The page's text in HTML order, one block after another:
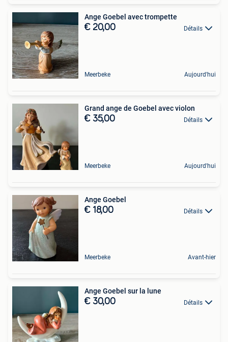
Ange Goebel avec trompette
€ 20,00 Détails
Meerbeke Aujourd'hui
Grand ange de Goebel avec violon
€ 35,00 Détails
Meerbeke Aujourd'hui
Ange Goebel
€ 18,00 Détails
Meerbeke Avant-hier
Ange Goebel sur la lune
€ 30,00 Détails